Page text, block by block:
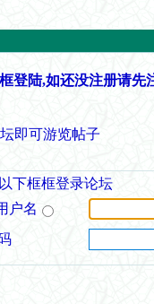
登陆,如还没注册请先
即可游览帖子
下框框登录论坛
户名